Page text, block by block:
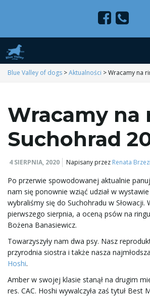
Blue Valley of dogs >Aktualności >Wracamy na
Wracamy na
Suchohrad
4 SIERPNIA, 2020 Napisany przez Renata
Po przerwie spowodowanej aktualnie
nam się ponownie wziąć udział w
wybraliśmy się do Suchohradu w Słowacji.
pierwszego sierpnia, a oceną psów na
Bożena Banasiewicz.
Towarzyszyły nam dwa psy. Nasz
przyrodnia siostra i także nasza
Hoshi.
Amber w swojej klasie stanął na drugim
res. CAC. Hoshi wywalczyła zaś tytuł Best